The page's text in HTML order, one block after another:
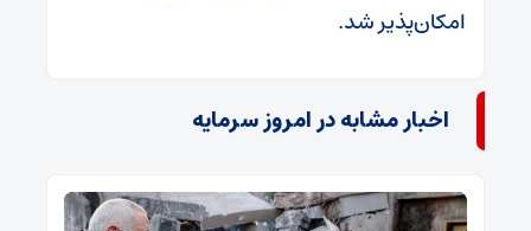
امکان‌پذیر شد.
اخبار مشابه در امروز سرمایه